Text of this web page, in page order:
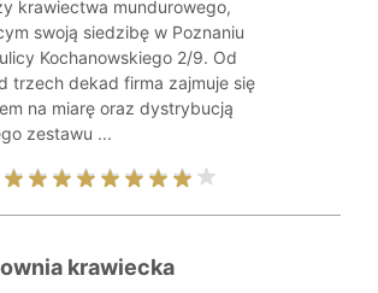
krawiectwa mundurowego,
swoją siedzibę w Poznaniu
Kochanowskiego 2/9. Od
trzech dekad firma zajmuje się
na miarę oraz dystrybucją
zestawu ...
krawiecka